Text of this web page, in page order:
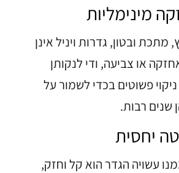
מינימליות
מתכת ובטון, גדרות ויניל אינן
או צביעה, ודי לנקותן
פשוטים בכדי לשמור על
שנים רבות.
יחסית
עשויה הגדר הוא קל וחזק,